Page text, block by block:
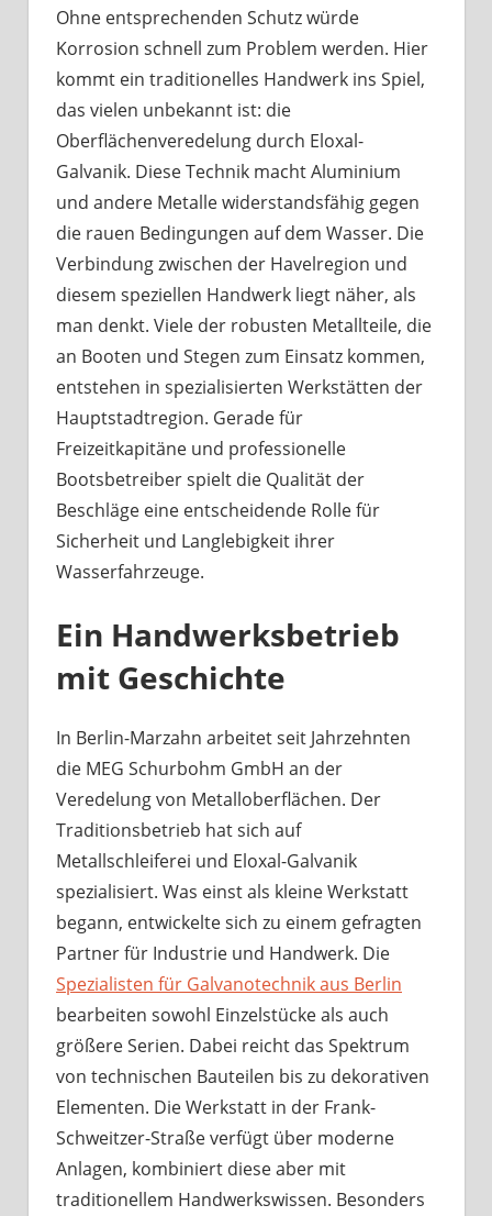
Ohne entsprechenden Schutz würde
Korrosion schnell zum Problem werden. Hier
kommt ein traditionelles Handwerk ins Spiel,
das vielen unbekannt ist: die
Oberflächenveredelung durch Eloxal-
Galvanik. Diese Technik macht Aluminium
und andere Metalle widerstandsfähig gegen
die rauen Bedingungen auf dem Wasser. Die
Verbindung zwischen der Havelregion und
diesem speziellen Handwerk liegt näher, als
man denkt. Viele der robusten Metallteile, die
an Booten und Stegen zum Einsatz kommen,
entstehen in spezialisierten Werkstätten der
Hauptstadtregion. Gerade für
Freizeitkapitäne und professionelle
Bootsbetreiber spielt die Qualität der
Beschläge eine entscheidende Rolle für
Sicherheit und Langlebigkeit ihrer
Wasserfahrzeuge.
Ein Handwerksbetrieb
mit Geschichte
In Berlin-Marzahn arbeitet seit Jahrzehnten
die MEG Schurbohm GmbH an der
Veredelung von Metalloberflächen. Der
Traditionsbetrieb hat sich auf
Metallschleiferei und Eloxal-Galvanik
spezialisiert. Was einst als kleine Werkstatt
begann, entwickelte sich zu einem gefragten
Partner für Industrie und Handwerk. Die
Spezialisten für Galvanotechnik aus Berlin
bearbeiten sowohl Einzelstücke als auch
größere Serien. Dabei reicht das Spektrum
von technischen Bauteilen bis zu dekorativen
Elementen. Die Werkstatt in der Frank-
Schweitzer-Straße verfügt über moderne
Anlagen, kombiniert diese aber mit
traditionellem Handwerkswissen. Besonders